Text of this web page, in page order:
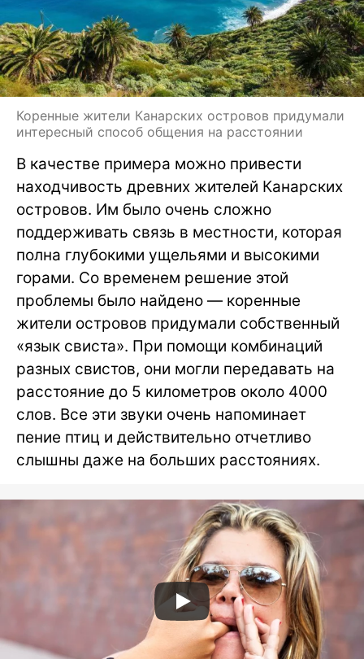
Коренные жители Канарских островов придумали
интересный способ общения на расстоянии
В качестве примера можно привести
находчивость древних жителей Канарских
островов. Им было очень сложно
поддерживать связь в местности, которая
полна глубокими ущельями и высокими
горами. Со временем решение этой
проблемы было найдено — коренные
жители островов придумали собственный
«язык свиста». При помощи комбинаций
разных свистов, они могли передавать на
расстояние до 5 километров около 4000
слов. Все эти звуки очень напоминает
пение птиц и действительно отчетливо
слышны даже на больших расстояниях.